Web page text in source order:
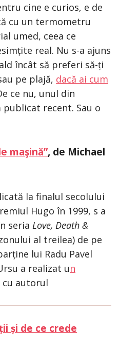
cine e curios, e de
cu un termometru
umed, ceea ce
real. Nu s-a ajuns
încât să preferi să-ți
pe plajă, dacă ai cum
ce nu, unul din
recent. Sau o
maşină”, de Michael
la finalul secolului
Hugo în 1999, s a
seria Love, Death &
al treilea) de pe
lui Radu Pavel
a realizat un
cu autorul
și de ce crede